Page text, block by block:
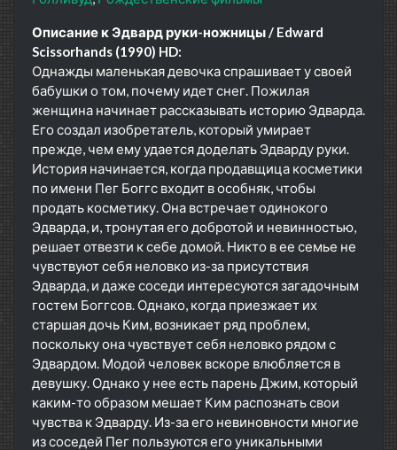
Описание к Эдвард руки-ножницы / Edward
Scissorhands (1990) HD:
Однажды маленькая девочка спрашивает у своей
бабушки о том, почему идет снег. Пожилая
женщина начинает рассказывать историю Эдварда.
Его создал изобретатель, который умирает
прежде, чем ему удается доделать Эдварду руки.
История начинается, когда продавщица косметики
по имени Пег Боггс входит в особняк, чтобы
продать косметику. Она встречает одинокого
Эдварда, и, тронутая его добротой и невинностью,
решает отвезти к себе домой. Никто в ее семье не
чувствуют себя неловко из-за присутствия
Эдварда, и даже соседи интересуются загадочным
гостем Боггсов. Однако, когда приезжает их
старшая дочь Ким, возникает ряд проблем,
поскольку она чувствует себя неловко рядом с
Эдвардом. Модой человек вскоре влюбляется в
девушку. Однако у нее есть парень Джим, который
каким-то образом мешает Ким распознать свои
чувства к Эдварду. Из-за его невиновности многие
из соседей Пег пользуются его уникальными